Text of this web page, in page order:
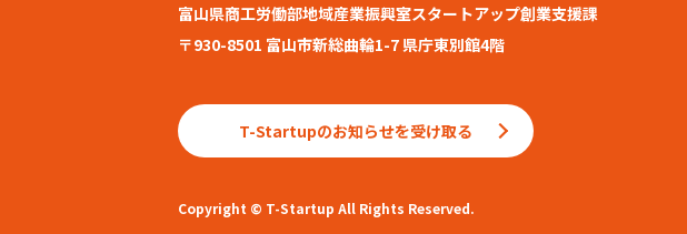
富山県商工労働部地域産業振興室スタートアップ創業支援課
〒930-8501 富山市新総曲輪1-7 県庁東別館4階
T-Startupのお知らせを受け取る
Copyright © T-Startup All Rights Reserved.